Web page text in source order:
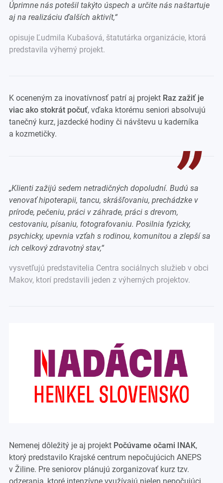
Úprimne nás potešil takýto úspech a určite nás naštartuje
aj na realizáciu ďalších aktivít,“
opisuje Ľudmila Kubašová, štatutárka organizácie, ktorá
predstavila výherný projekt.
K oceneným za inovatívnosť patrí aj projekt Raz zažiť je
viac ako stokrát počuť, vďaka ktorému seniori absolvujú
tanečný kurz, jazdecké hodiny či návštevu u kaderníka
a kozmetičky.
„Klienti zažijú sedem netradičných dopoludní. Budú sa
venovať hipoterapii, tancu, skrášľovaniu, prechádzke v
prírode, pečeniu, práci v záhrade, práci s drevom,
cestovaniu, písaniu, fotografovaniu. Posilnia fyzicky,
psychicky, upevnia vzťah s rodinou, komunitou a zlepší sa
ich celkový zdravotný stav,“
vysvetľujú predstavitelia Centra sociálnych služieb v obci
Makov, ktorí predstavili jeden z výherných projektov.
Nemenej dôležitý je aj projekt Počúvame očami INAK,
ktorý predstavilo Krajské centrum nepočujúcich ANEPS
v Žiline. Pre seniorov plánujú zorganizovať kurz tzv.